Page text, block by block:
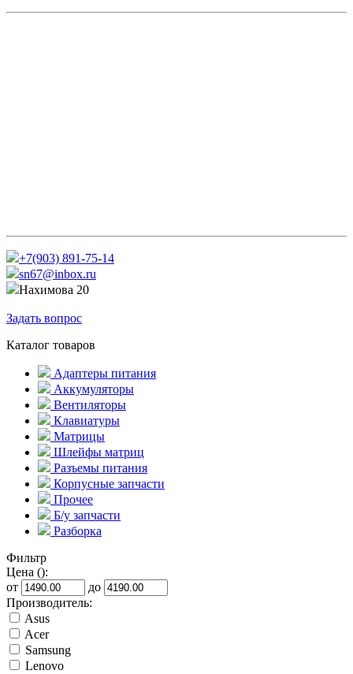
+7(903) 891-75-14
sn67@inbox.ru
Нахимова 20
Задать вопрос
Каталог товаров
Адаптеры питания
Аккумуляторы
Вентиляторы
Клавиатуры
Матрицы
Шлейфы матриц
Разъемы питания
Корпусные запчасти
Прочее
Б/у запчасти
Разборка
Фильтр
Цена ():
от
до
Производитель:
Asus
Acer
Samsung
Lenovo